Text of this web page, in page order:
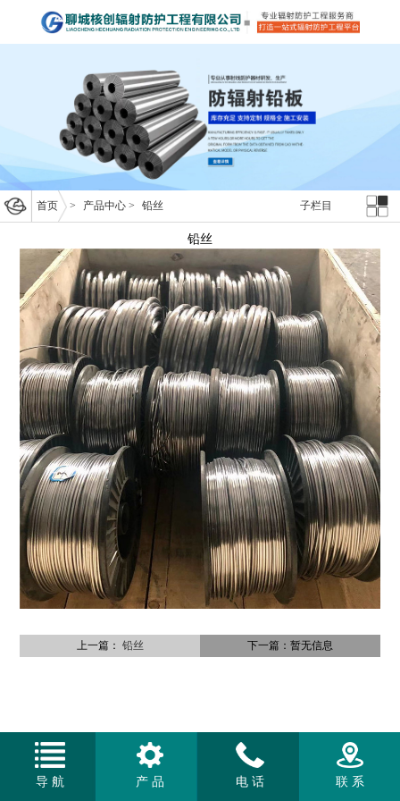
首页 > 产品中心 > 铅丝 子栏目
铅丝
上一篇： 铅丝 下一篇：暂无信息
导 航 产 品 电 话 联 系